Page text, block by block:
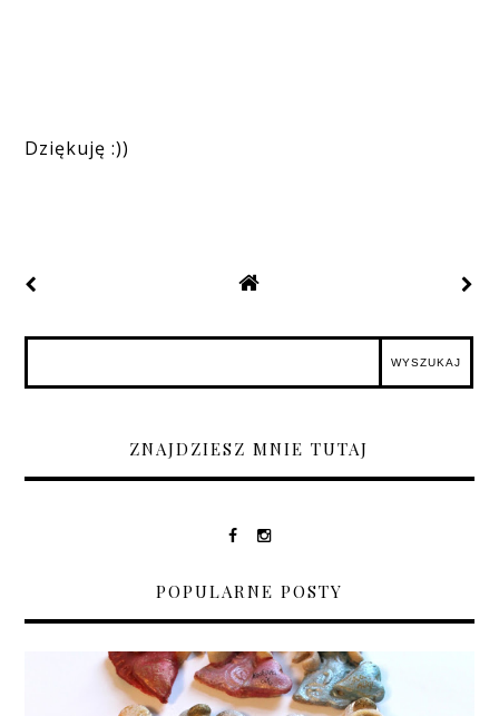
Dziękuję :))
ZNAJDZIESZ MNIE TUTAJ
POPULARNE POSTY